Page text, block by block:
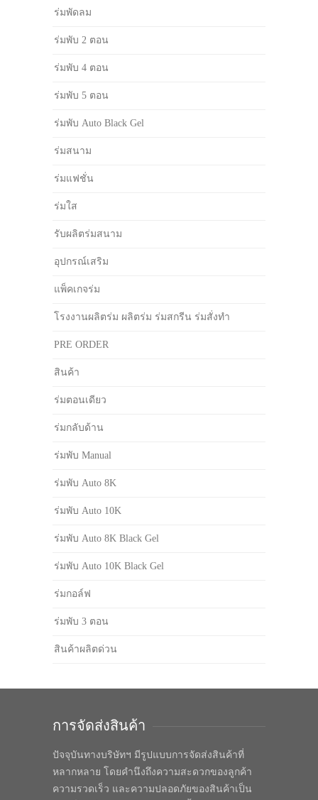
ร่มพัดลม
ร่มพับ 2 ตอน
ร่มพับ 4 ตอน
ร่มพับ 5 ตอน
ร่มพับ Auto Black Gel
ร่มสนาม
ร่มแฟชั่น
ร่มใส
รับผลิตร่มสนาม
อุปกรณ์เสริม
แพ็คเกจร่ม
โรงงานผลิตร่ม ผลิตร่ม ร่มสกรีน ร่มสั่งทำ
PRE ORDER
สินค้า
ร่มตอนเดียว
ร่มกลับด้าน
ร่มพับ Manual
ร่มพับ Auto 8K
ร่มพับ Auto 10K
ร่มพับ Auto 8K Black Gel
ร่มพับ Auto 10K Black Gel
ร่มกอล์ฟ
ร่มพับ 3 ตอน
สินค้าผลิตด่วน
การจัดส่งสินค้า
ปัจจุบันทางบริษัทฯ มีรูปแบบการจัดส่งสินค้าที่
หลากหลาย โดยคำนึงถึงความสะดวกของลูกค้า
ความรวดเร็ว และความปลอดภัยของสินค้าเป็น